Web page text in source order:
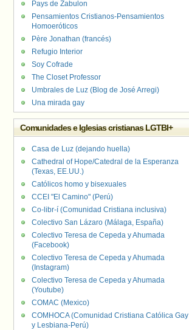
Pays de Zabulon
Pensamientos Cristianos-Pensamientos
Homoeróticos
Père Jonathan (francés)
Refugio Interior
Soy Cofrade
The Closet Professor
Umbrales de Luz (Blog de José Arregi)
Una mirada gay
Comunidades e Iglesias cristianas LGTBI+
Casa de Luz (dejando huella)
Cathedral of Hope/Catedral de la Esperanza
(Texas, EE.UU.)
Católicos homo y bisexuales
CCEI "El Camino" (Perú)
Co-libr-í (Comunidad Cristiana inclusiva)
Colectivo San Lázaro (Málaga, España)
Colectivo Teresa de Cepeda y Ahumada
(Facebook)
Colectivo Teresa de Cepeda y Ahumada
(Instagram)
Colectivo Teresa de Cepeda y Ahumada
(Youtube)
COMAC (Mexico)
COMHOCA (Comunidad Cristiana Católica Gay
y Lesbiana-Perú)